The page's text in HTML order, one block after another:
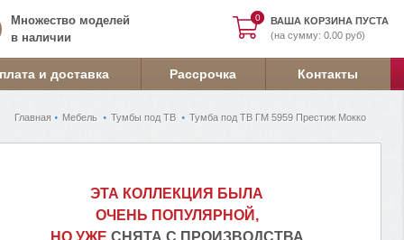
0
0
ВАША КОРЗИНА ПУСТА
(на сумму: 0.00 руб)
Множество моделей
в наличии
и доставка Рассрочка Контакты
Главная Мебель Тумбы под ТВ Тумба под ТВ ГМ 5959 Престиж Мокко
ЭТА КОЛЛЕКЦИЯ БЫЛА
ОЧЕНЬ ПОПУЛЯРНОЙ,
НО УЖЕ СНЯТА С ПРОИЗВОДСТВА